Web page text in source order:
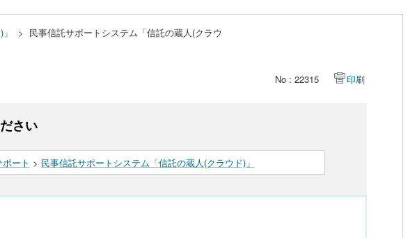
> 民事信託サポートシステム「信託の蔵人(クラウ
No : 22315 印刷
さい
ート > 民事信託サポートシステム「信託の蔵人(クラウド)」